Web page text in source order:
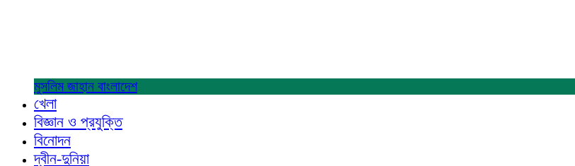
মুসলিম জাহান বাংলাদেশ
খেলা
বিজ্ঞান ও প্রযুক্তি
বিনোদন
দ্বীন-দুনিয়া